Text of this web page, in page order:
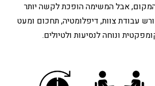
אבל המשימה הופכת לקשה יותר
עבודת צוות, דיפלומטיה, תחכום ומעט
ונוחה לנסיעות ולטיולים.